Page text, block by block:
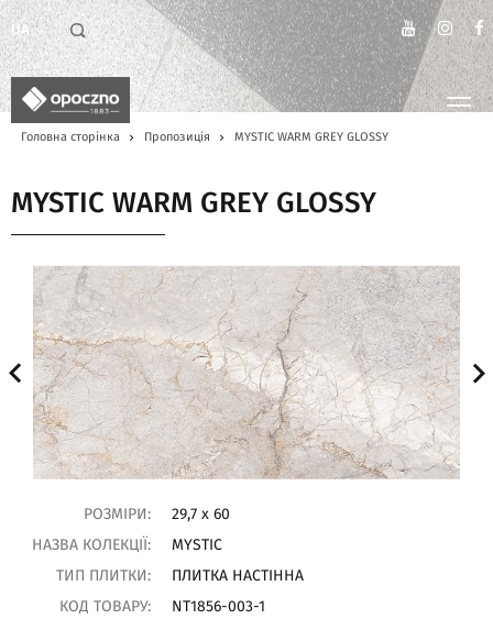
UA
Головна сторінка Пропозиція MYSTIC WARM GREY GLOSSY
MYSTIC WARM GREY GLOSSY
РОЗМІРИ:
29,7 x 60
НАЗВА КОЛЕКЦІЇ:
MYSTIC
ТИП ПЛИТКИ:
ПЛИТКА НАСТІННА
КОД ТОВАРУ:
NT1856-003-1